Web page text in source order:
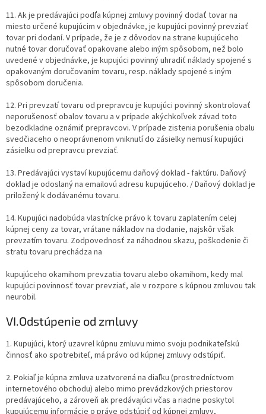
11. Ak je predávajúci podľa kúpnej zmluvy povinný dodať tovar na
miesto určené kupujúcim v objednávke, je kupujúci povinný prevziať
tovar pri dodaní. V prípade, že je z dôvodov na strane kupujúceho
nutné tovar doručovať opakovane alebo iným spôsobom, než bolo
uvedené v objednávke, je kupujúci povinný uhradiť náklady spojené s
opakovaným doručovaním tovaru, resp. náklady spojené s iným
spôsobom doručenia.
12. Pri prevzatí tovaru od prepravcu je kupujúci povinný skontrolovať
neporušenosť obalov tovaru a v prípade akýchkoľvek závad toto
bezodkladne oznámiť prepravcovi. V prípade zistenia porušenia obalu
svedčiaceho o neoprávnenom vniknutí do zásielky nemusí kupujúci
zásielku od prepravcu prevziať.
13. Predávajúci vystaví kupujúcemu daňový doklad - faktúru. Daňový
doklad je odoslaný na emailovú adresu kupujúceho. / Daňový doklad je
priložený k dodávanému tovaru.
14. Kupujúci nadobúda vlastnícke právo k tovaru zaplatením celej
kúpnej ceny za tovar, vrátane nákladov na dodanie, najskôr však
prevzatím tovaru. Zodpovednosť za náhodnou skazu, poškodenie či
stratu tovaru prechádza na
kupujúceho okamihom prevzatia tovaru alebo okamihom, kedy mal
kupujúci povinnosť tovar prevziať, ale v rozpore s kúpnou zmluvou tak
neurobil.
VI.Odstúpenie od zmluvy
1. Kupujúci, ktorý uzavrel kúpnu zmluvu mimo svoju podnikateľskú
činnosť ako spotrebiteľ, má právo od kúpnej zmluvy odstúpiť.
2. Pokiaľ je kúpna zmluva uzatvorená na diaľku (prostredníctvom
internetového obchodu) alebo mimo prevádzkových priestorov
predávajúceho, a zároveň ak predávajúci včas a riadne poskytol